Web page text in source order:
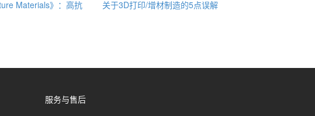
Materials》：高抗
关于3D打印/增材制造的5点误解
服务与售后